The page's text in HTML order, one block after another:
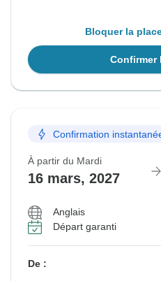
Bloquer la
Confirmer
Confirmation
À partir du Mardi
16 mars, 2027
Anglais
Départ garanti
De :